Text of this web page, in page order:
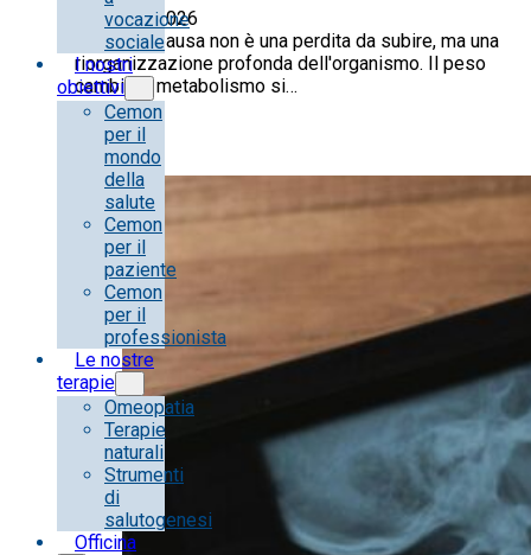
vocazione
sociale
I nostri
obiettivi
Cemon
per il
mondo
della
salute
Cemon
per il
paziente
Cemon
per il
professionista
Le nostre
terapie
Omeopatia
Terapie
naturali
Strumenti
di
salutogenesi
Officina
6 Agosto 2026
La menopausa non è una perdita da subire, ma una
riorganizzazione profonda dell'organismo. Il peso
cambia, il metabolismo si…